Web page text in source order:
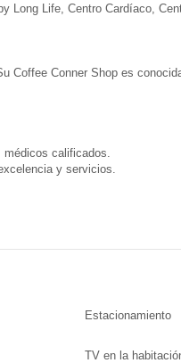
Long Life, Centro Cardíaco,
Coffee Conner Shop es
calificados.
y servicios.
Estacionamiento
TV en la